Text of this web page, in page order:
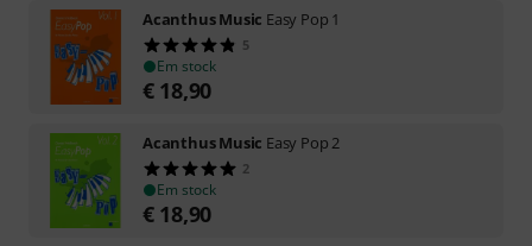
Acanthus Music Easy Pop 1
5
Em stock
€ 18,90
Acanthus Music Easy Pop 2
2
Em stock
€ 18,90